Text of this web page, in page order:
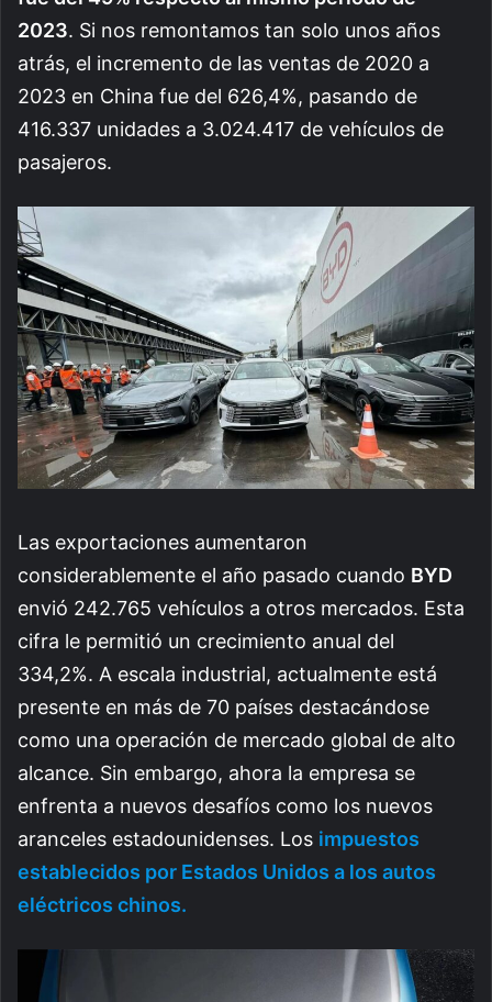
2023. Si nos remontamos tan solo unos años
atrás, el incremento de las ventas de 2020 a
2023 en China fue del 626,4%, pasando de
416.337 unidades a 3.024.417 de vehículos de
pasajeros.
Las exportaciones aumentaron
considerablemente el año pasado cuando BYD
envió 242.765 vehículos a otros mercados. Esta
cifra le permitió un crecimiento anual del
334,2%. A escala industrial, actualmente está
presente en más de 70 países destacándose
como una operación de mercado global de alto
alcance. Sin embargo, ahora la empresa se
enfrenta a nuevos desafíos como los nuevos
aranceles estadounidenses. Los impuestos
establecidos por Estados Unidos a los autos
eléctricos chinos.